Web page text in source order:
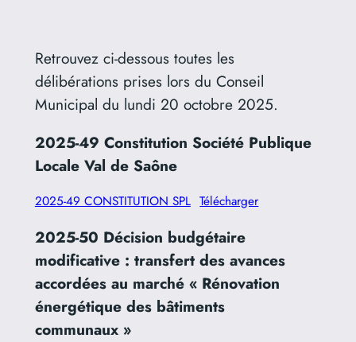
Retrouvez ci-dessous toutes les
délibérations prises lors du Conseil
Municipal du lundi 20 octobre 2025.
2025-49 Constitution Société Publique
Locale Val de Saône
2025-49 CONSTITUTION SPL Télécharger
2025-50 Décision budgétaire
modificative : transfert des avances
accordées au marché « Rénovation
énergétique des bâtiments
communaux »